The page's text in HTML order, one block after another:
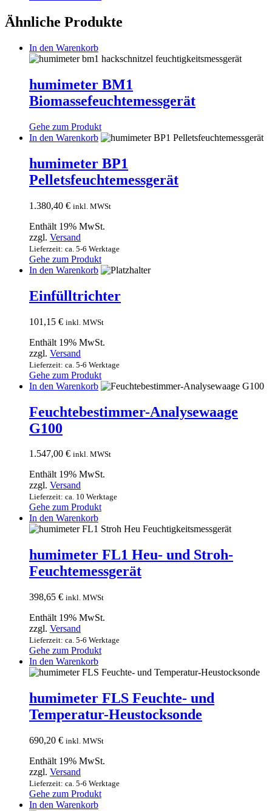
Ähnliche Produkte
In den Warenkorb
humimeter BM1
Biomassefeuchtemessgerät
Gehe zum Produkt
In den Warenkorb
humimeter BP1
Pelletsfeuchtemessgerät
1.380,40 € inkl. MWSt
Enthält 19% MwSt.
zzgl. Versand
Lieferzeit: ca. 5-6 Werktage
Gehe zum Produkt
In den Warenkorb
Einfülltrichter
101,15 € inkl. MWSt
Enthält 19% MwSt.
zzgl. Versand
Lieferzeit: ca. 5-6 Werktage
Gehe zum Produkt
In den Warenkorb
Feuchtebestimmer-Analysewaage
G100
1.547,00 € inkl. MWSt
Enthält 19% MwSt.
zzgl. Versand
Lieferzeit: ca. 10 Werktage
Gehe zum Produkt
In den Warenkorb
humimeter FL1 Heu- und Stroh-
Feuchtemessgerät
398,65 € inkl. MWSt
Enthält 19% MwSt.
zzgl. Versand
Lieferzeit: ca. 5-6 Werktage
Gehe zum Produkt
In den Warenkorb
humimeter FLS Feuchte- und
Temperatur-Heustocksonde
690,20 € inkl. MWSt
Enthält 19% MwSt.
zzgl. Versand
Lieferzeit: ca. 5-6 Werktage
Gehe zum Produkt
In den Warenkorb